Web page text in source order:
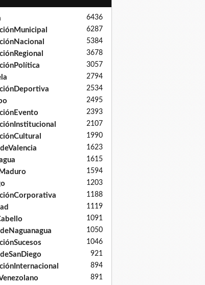
6436
6287
5384
3678
3057
2794
2534
2495
2393
2107
1990
1623
1615
1594
1203
1188
1119
1091
1050
1046
921
894
891